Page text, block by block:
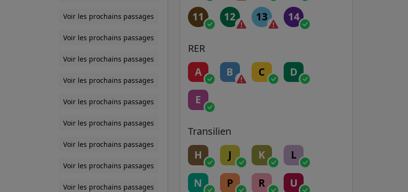
Voir les prochains passages
Voir les prochains passages
Voir les prochains passages
Voir les prochains passages
Voir les prochains passages
Voir les prochains passages
Voir les prochains passages
Voir les prochains passages
Voir les prochains passages
11 12 13 14
RER
A B C D
E
Transilien
H J K L
N P R U